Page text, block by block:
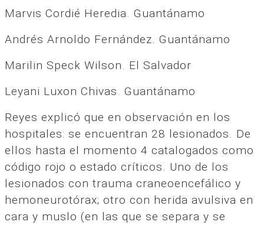
Marvis Cordié Heredia. Guantánamo
Andrés Arnoldo Fernández. Guantánamo
Marilin Speck Wilson. El Salvador
Leyani Luxon Chivas. Guantánamo
Reyes explicó que en observación en los
hospitales: se encuentran 28 lesionados. De
ellos hasta el momento 4 catalogados como
código rojo o estado críticos. Uno de los
lesionados con trauma craneoencefálico y
hemoneurotórax; otro con herida avulsiva en
cara y muslo (en las que se separa y se